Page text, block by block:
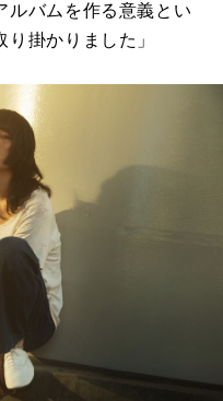
ルバムを作る意義とい
掛かりました」